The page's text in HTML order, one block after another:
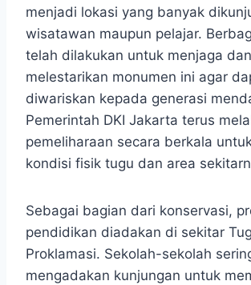
menjadi lokasi yang banyak
wisatawan maupun pelajar.
telah dilakukan untuk menjaga dan
melestarikan monumen ini agar
diwariskan kepada generasi
Pemerintah DKI Jakarta terus
pemeliharaan secara berkala
kondisi fisik tugu dan area
Sebagai bagian dari konservasi,
pendidikan diadakan di sekitar
Proklamasi. Sekolah-sekolah
mengadakan kunjungan untuk